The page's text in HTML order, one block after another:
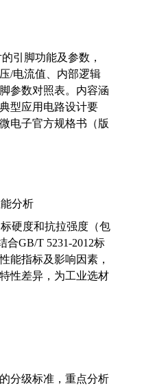
引脚功能及参数，
/电流值、内部逻辑
参数对照表。内容涵
型应用电路设计要
电子官方规格书（版
分析
硬度和抗拉强度（包
合GB/T 5231-2012标
能指标及影响因素，
性差异，为工业选材
分级标准，重点分析